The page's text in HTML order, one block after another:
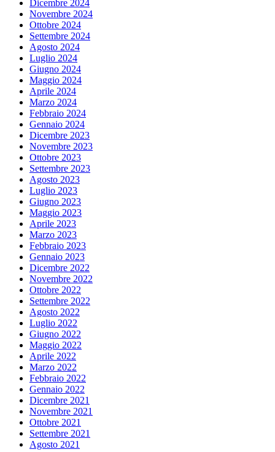
Dicembre 2024
Novembre 2024
Ottobre 2024
Settembre 2024
Agosto 2024
Luglio 2024
Giugno 2024
Maggio 2024
Aprile 2024
Marzo 2024
Febbraio 2024
Gennaio 2024
Dicembre 2023
Novembre 2023
Ottobre 2023
Settembre 2023
Agosto 2023
Luglio 2023
Giugno 2023
Maggio 2023
Aprile 2023
Marzo 2023
Febbraio 2023
Gennaio 2023
Dicembre 2022
Novembre 2022
Ottobre 2022
Settembre 2022
Agosto 2022
Luglio 2022
Giugno 2022
Maggio 2022
Aprile 2022
Marzo 2022
Febbraio 2022
Gennaio 2022
Dicembre 2021
Novembre 2021
Ottobre 2021
Settembre 2021
Agosto 2021